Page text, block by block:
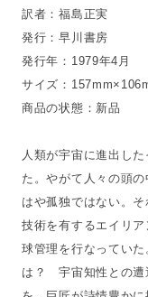
訳者：福島正実
発行：早川書房
発行年：1979年4月
サイズ：
商品の状態：新品
人類が宇宙に進出し
た。やがて人々の頭
はや孤独ではない。
技術を有するエイリ
球管理を行なってい
は？ 宇宙知性との遭